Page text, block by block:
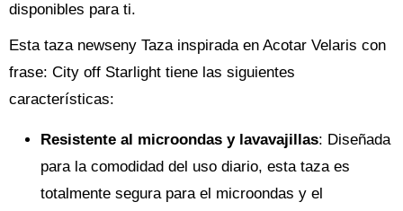
disponibles para ti.
Esta taza newseny Taza inspirada en Acotar Velaris con
frase: City off Starlight tiene las siguientes
características:
Resistente al microondas y lavavajillas: Diseñada
para la comodidad del uso diario, esta taza es
totalmente segura para el microondas y el